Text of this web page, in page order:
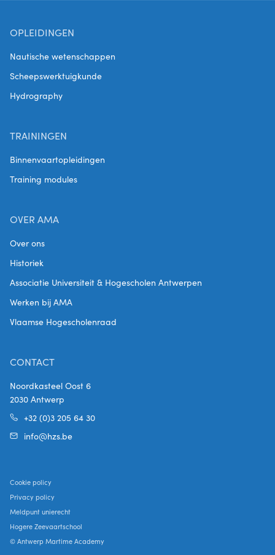
OPLEIDINGEN
Nautische wetenschappen
Scheepswerktuigkunde
Hydrography
TRAININGEN
Binnenvaartopleidingen
Training modules
OVER AMA
Over ons
Historiek
Associatie Universiteit & Hogescholen Antwerpen
Werken bij AMA
Vlaamse Hogescholenraad
CONTACT
Noordkasteel Oost 6
2030 Antwerp
+32 (0)3 205 64 30
info@hzs.be
Cookie policy
Privacy policy
Meldpunt unierecht
Hogere Zeevaartschool
© Antwerp Martime Academy